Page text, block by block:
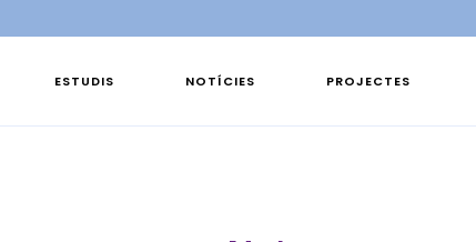
ESTUDIS NOTÍCIES PROJECTES